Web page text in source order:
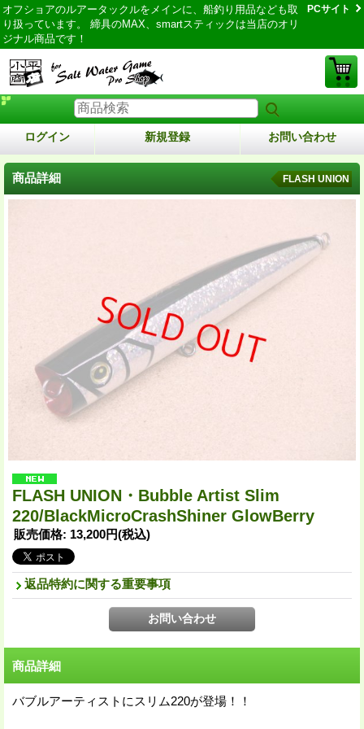
オフショアのルアータックルをメインに、船釣り用品なども取
り扱っています。 締具のMAX、smartスティックは当店のオリ
ジナル商品です！
PCサイト
ログイン 新規登録 お問い合わせ
商品詳細 FLASH UNION
FLASH UNION・Bubble Artist Slim
220/BlackMicroCrashShiner GlowBerry
販売価格: 13,200円(税込)
返品特約に関する重要事項
商品詳細
バブルアーティストにスリム220が登場！！